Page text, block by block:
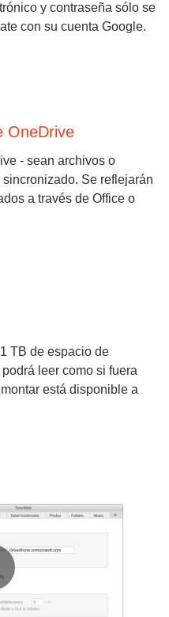
y contraseña sólo se
con su cuenta Google.
OneDrive
- sean archivos o
Se reflejarán
a través de Office o
TB de espacio de
leer como si fuera
está disponible a